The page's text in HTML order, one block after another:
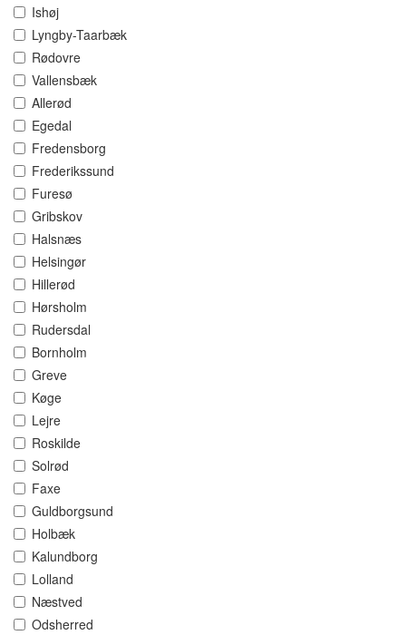
Ishøj
Lyngby-Taarbæk
Rødovre
Vallensbæk
Allerød
Egedal
Fredensborg
Frederikssund
Furesø
Gribskov
Halsnæs
Helsingør
Hillerød
Hørsholm
Rudersdal
Bornholm
Greve
Køge
Lejre
Roskilde
Solrød
Faxe
Guldborgsund
Holbæk
Kalundborg
Lolland
Næstved
Odsherred